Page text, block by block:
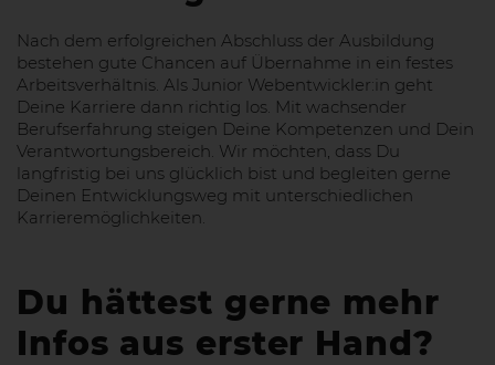
Nach dem erfolgreichen Abschluss der Ausbildung
bestehen gute Chancen auf Übernahme in ein festes
Arbeitsverhältnis. Als Junior Webentwickler:in geht
Deine Karriere dann richtig los. Mit wachsender
Berufserfahrung steigen Deine Kompetenzen und Dein
Verantwortungsbereich. Wir möchten, dass Du
langfristig bei uns glücklich bist und begleiten gerne
Deinen Entwicklungsweg mit unterschiedlichen
Karrieremöglichkeiten.
Du hättest gerne mehr
Infos aus erster Hand?